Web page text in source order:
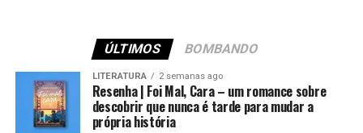
ÚLTIMOS BOMBANDO
LITERATURA 2 semanas ago
Resenha | Foi Mal, Cara – um romance sobre
descobrir que nunca é tarde para mudar a
própria história